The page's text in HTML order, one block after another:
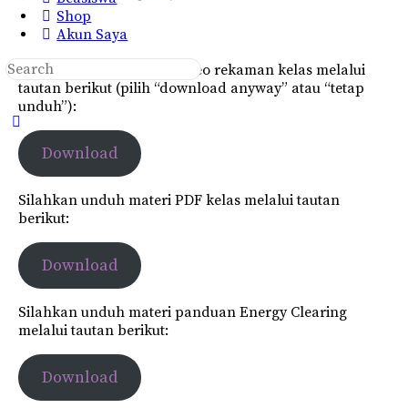
Shop
Akun Saya
Search
for:
search
Silahkan unduh materi video rekaman kelas melalui
tautan berikut (pilih “download anyway” atau “tetap
unduh”):
Download
Silahkan unduh materi PDF kelas melalui tautan
berikut:
Download
Silahkan unduh materi panduan Energy Clearing
melalui tautan berikut:
Download